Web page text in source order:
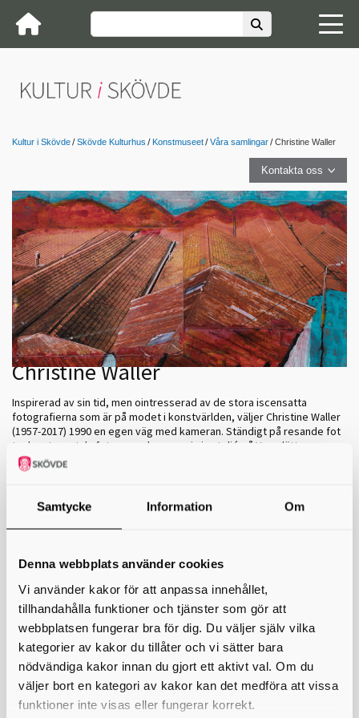
Samtycke Information Om
Denna webbplats använder cookies
Vi använder kakor för att anpassa innehållet,
tillhandahålla funktioner och tjänster som gör att
webbplatsen fungerar bra för dig. Du väljer själv vilka
kategorier av kakor du tillåter och vi sätter bara
nödvändiga kakor innan du gjort ett aktivt val. Om du
väljer bort en kategori av kakor kan det medföra att vissa
funktioner inte visas eller fungerar korrekt.
Kultur i Skövde Skövde Kulturhus Konstmuseet Våra samlingar Christine Waller
Kontakta oss
Christine Waller
Inspirerad av sin tid, men ointresserad av de stora iscensatta
fotografierna som är på modet i konstvärlden, väljer Christine Waller
(1957-2017) 1990 en egen väg med kameran. Ständigt på resande fot
tar hon tusentals foton som hon sen, i sin ateljé på Varaslätten,
använder i en bildvärld där måleri, foto och analog collageteknik möts
på ett nytt sätt. Fram växer nya världar, förvridna huskroppar och
och där viktiga samhällsfrågor möter ren fascination över allt det
vackra världen har att erbjuda.
Läs mer >
Utställningsturné
Vill ni bli en del av att lyfta konstnären Christine Waller?
Konstmuseet i Skövde planerar en utställningsturné, som
konsthallar och utställningsplatser gärna får bli en del av. År
2017 tog vi emot en stor donation från konstnären Christine
Waller(1957-2017). Med denna utställningsturné vill vi lyfta
detta konstnärskap, en doldis i den svenska konsthistorien,
som genom sina målningar och collage berättar om sig själv,